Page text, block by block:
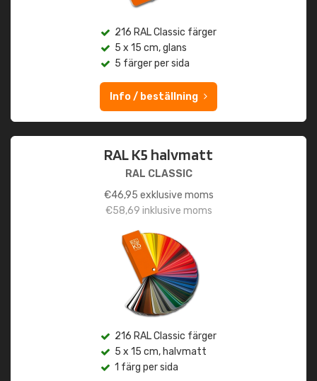
216 RAL Classic färger
5 x 15 cm, glans
5 färger per sida
Info / beställning
RAL K5 halvmatt
RAL CLASSIC
€46,95 exklusive moms
€58,69 inklusive moms
216 RAL Classic färger
5 x 15 cm, halvmatt
1 färg per sida